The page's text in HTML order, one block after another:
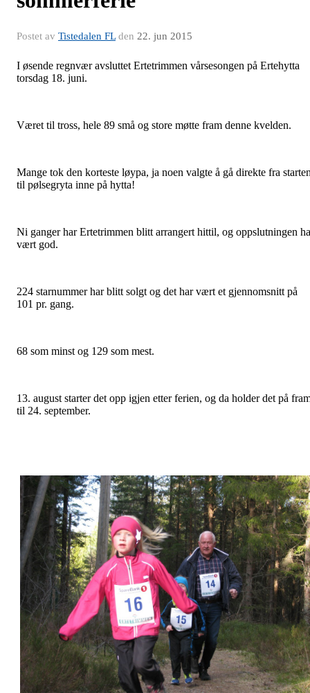
Postet av Tistedalen FLden 22. jun 2015
I øsende regnvær avsluttet Ertetrimmen vårsesongen på Ertehytta
torsdag 18. juni.
Været til tross, hele 89 små og store møtte fram denne kvelden.
Mange tok den korteste løypa, ja noen valgte å gå direkte fra
til pølsegryta inne på hytta!
Ni ganger har Ertetrimmen blitt arrangert hittil, og oppslutningen
vært god.
224 starnummer har blitt solgt og det har vært et gjennomsnitt på
101 pr. gang.
68 som minst og 129 som mest.
13. august starter det opp igjen etter ferien, og da holder det på
til 24. september.